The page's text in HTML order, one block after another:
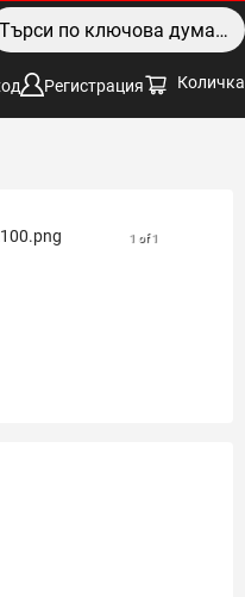
Регистрация Количка
1 of 1